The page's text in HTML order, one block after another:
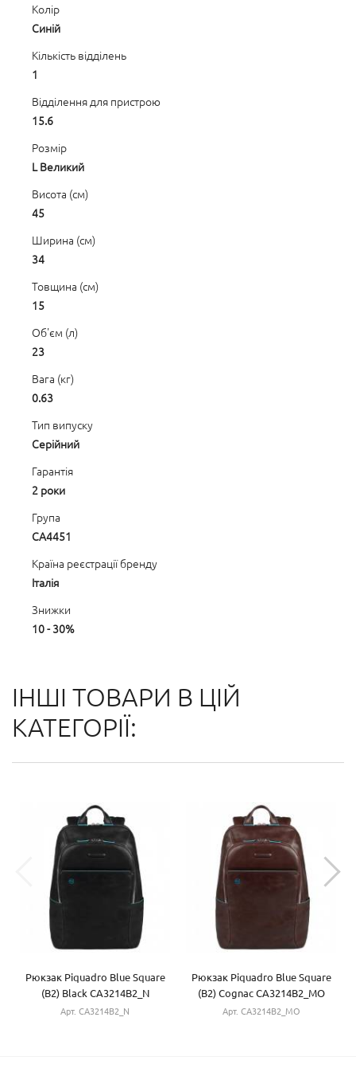
Колір
Синій
Кількість відділень
1
Відділення для пристрою
15.6
Розмір
L Великий
Висота (см)
45
Ширина (см)
34
Товщина (см)
15
Об'єм (л)
23
Вага (кг)
0.63
Тип випуску
Серійний
Гарантія
2 роки
Група
CA4451
Країна реєстрації бренду
Італія
Знижки
10 - 30%
ІНШІ ТОВАРИ В ЦІЙ
КАТЕГОРІЇ:
Рюкзак Piquadro Blue Square
(B2) Black CA3214B2_N
Арт. CA3214B2_N
Рюкзак Piquadro Blue Square
(B2) Cognac CA3214B2_MO
Арт. CA3214B2_MO